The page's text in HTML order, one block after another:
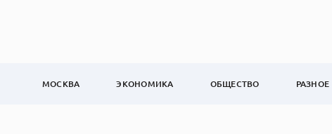
МОСКВА ЭКОНОМИКА ОБЩЕСТВО РАЗНОЕ